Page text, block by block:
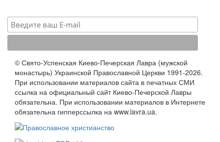
© Свято-Успенская Киево-Печерская Лавра (мужской
монастырь) Украинской Православной Церкви 1991-2026.
При использовании материалов сайта в печатных СМИ
ссылка на официальный сайт Киево-Печерской Лавры
обязательна. При использовании материалов в Интернете
обязательна гипперссылка на www.lavra.ua.